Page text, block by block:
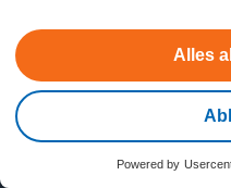
Alles
Powered by
©